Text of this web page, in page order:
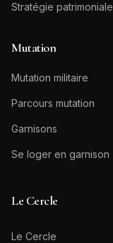
Stratégie patrimoniale
Mutation
Mutation militaire
Parcours mutation
Garnisons
Se loger en garnison
Le Cercle
Le Cercle